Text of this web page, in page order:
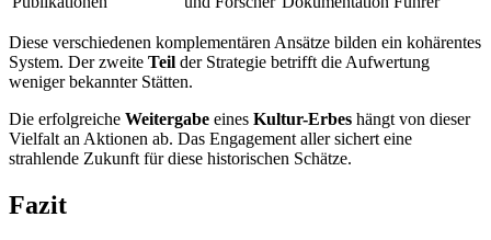
Diese verschiedenen komplementären Ansätze bilden ein kohärentes
System. Der zweite Teil der Strategie betrifft die Aufwertung
weniger bekannter Stätten.
Die erfolgreiche Weitergabe eines Kultur-Erbes hängt von dieser
Vielfalt an Aktionen ab. Das Engagement aller sichert eine
strahlende Zukunft für diese historischen Schätze.
Fazit